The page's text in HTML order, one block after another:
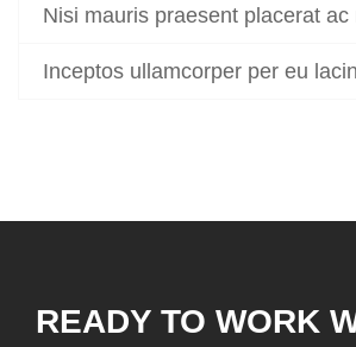
Nisi mauris praesent placerat ac
Inceptos ullamcorper per eu
READY TO WORK